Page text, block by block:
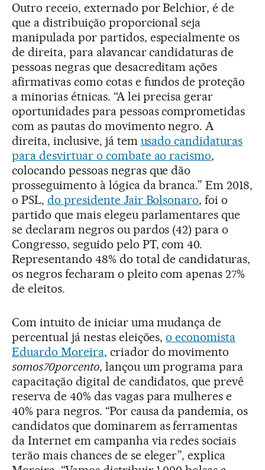
Outro receio, externado por Belchior, é de
que a distribuição proporcional seja
manipulada por partidos, especialmente os
de direita, para alavancar candidaturas de
pessoas negras que desacreditam ações
afirmativas como cotas e fundos de proteção
a minorias étnicas. “A lei precisa gerar
oportunidades para pessoas comprometidas
com as pautas do movimento negro. A
direita, inclusive, já tem usado candidaturas
para desvirtuar o combate ao racismo,
colocando pessoas negras que dão
prosseguimento à lógica da branca.” Em 2018,
o PSL, do presidente Jair Bolsonaro, foi o
partido que mais elegeu parlamentares que
se declaram negros ou pardos (42) para o
Congresso, seguido pelo PT, com 40.
Representando 48% do total de candidaturas,
os negros fecharam o pleito com apenas 27%
de eleitos.
Com intuito de iniciar uma mudança de
percentual já nestas eleições,o economista
Eduardo Moreira, criador do movimento
somos70porcento, lançou um programa para
capacitação digital de candidatos, que prevê
reserva de 40% das vagas para mulheres e
40% para negros. “Por causa da pandemia, os
candidatos que dominarem as ferramentas
da Internet em campanha via redes sociais
terão mais chances de se eleger”, explica